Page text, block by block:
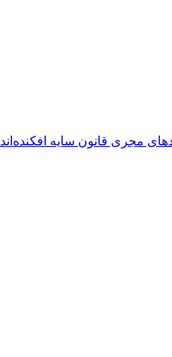
مجری قانون سایه افکنده‌اند